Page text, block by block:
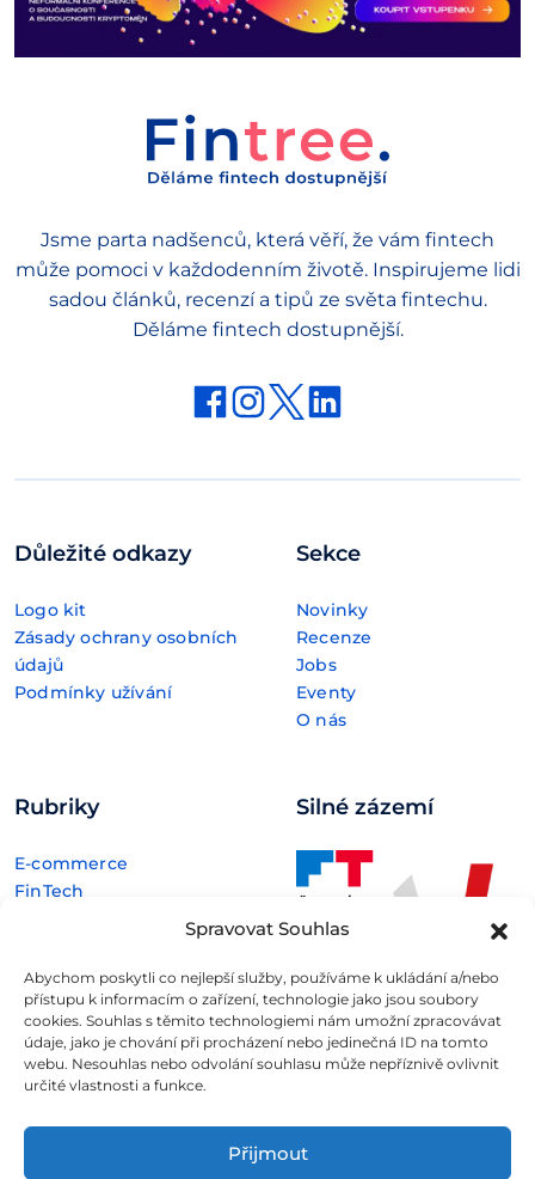
Spravovat Souhlas
Abychom poskytli co nejlepší služby, používáme k ukládání a/nebo
přístupu k informacím o zařízení, technologie jako jsou soubory
cookies. Souhlas s těmito technologiemi nám umožní zpracovávat
údaje, jako je chování při procházení nebo jedinečná ID na tomto
webu. Nesouhlas nebo odvolání souhlasu může nepříznivě ovlivnit
určité vlastnosti a funkce.
Přijmout
Jsme parta nadšenců, která věří, že vám fintech
může pomoci v každodenním životě. Inspirujeme lidi
sadou článků, recenzí a tipů ze světa fintechu.
Děláme fintech dostupnější.
Důležité odkazy
Logo kit
Zásady ochrany osobních
údajů
Podmínky užívání
Sekce
Novinky
Recenze
Jobs
Eventy
O nás
Rubriky
E-commerce
FinTech
Technologie
Silné zázemí
602 00 Brno